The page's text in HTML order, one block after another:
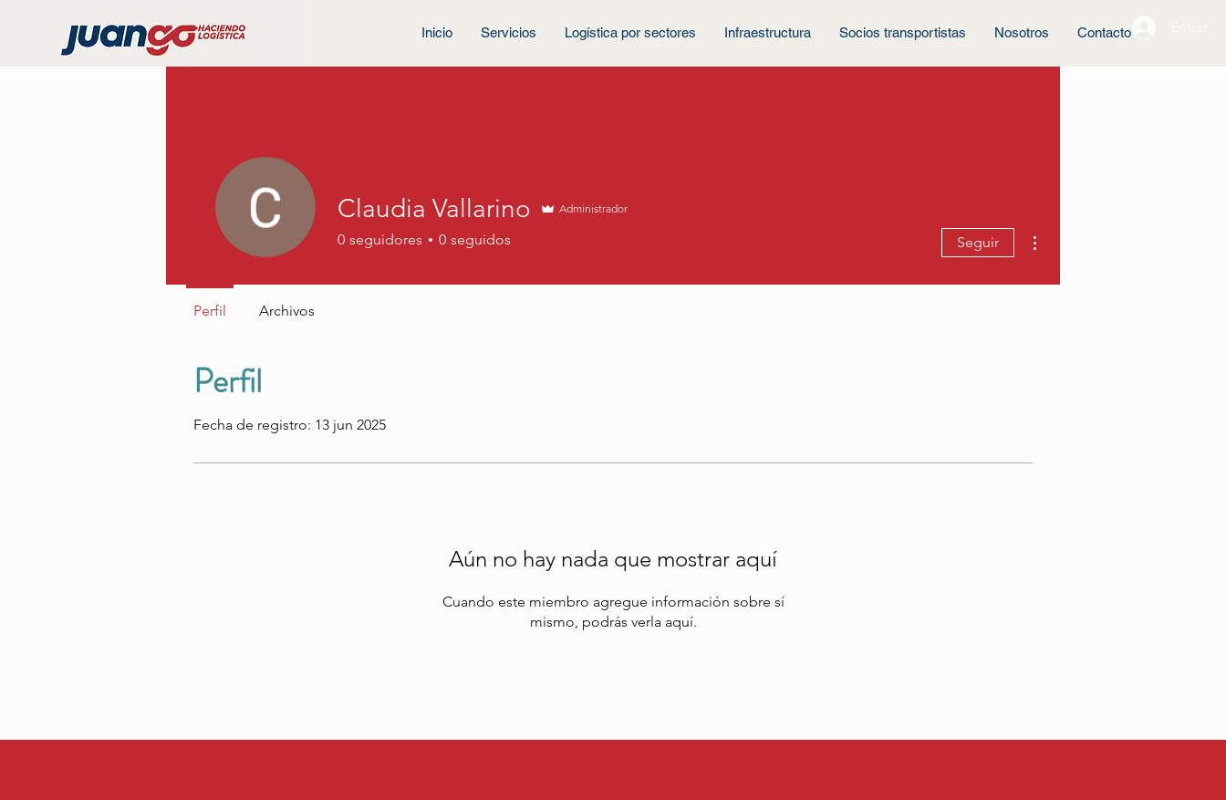
Inicio Servicios Logística por sectores Infraestructura Socios transportistas Nosotros Contacto
Perfil
Fecha de registro: 13 jun 2025
Aún no hay nada que mostrar aquí
Cuando este miembro agregue información sobre sí
mismo, podrás verla aquí.
Claudia Vallarino Administrador
0 seguidores 0 seguidos Seguir
Perfil Archivos